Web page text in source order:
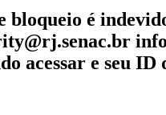
bloqueio é
acessar e seu ID